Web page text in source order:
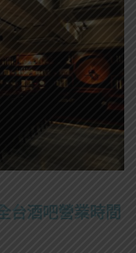
台酒吧營業時間